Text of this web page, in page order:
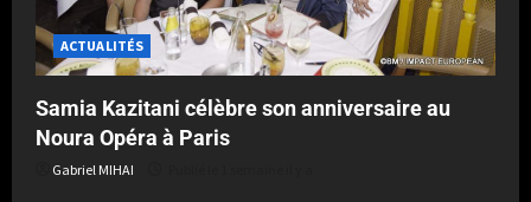
ACTUALITÉS
Samia Kazitani célèbre son anniversaire au
Noura Opéra à Paris
Gabriel MIHAI